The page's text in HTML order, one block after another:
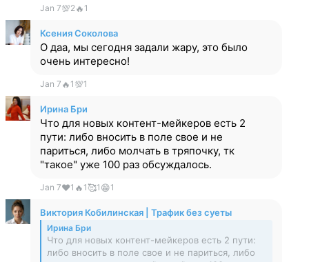
Jan 7💯2 🔥 1
Ксения Соколова
О даа, мы сегодня задали жару, это было
очень интересно!
Jan 7 🔥 1 💯1
Ирина Бри
Что для новых контент-мейкеров есть 2
пути: либо вносить в поле свое и не
париться, либо молчать в тряпочку, тк
"такое" уже 100 раз обсуждалось.
Jan 7❤1 🔥 1 🥰1 😁1
Виктория Кобилинская | Трафик без суеты
Ирина Бри
Что для новых контент-мейкеров есть 2 пути:
либо вносить в поле свое и не париться, либо